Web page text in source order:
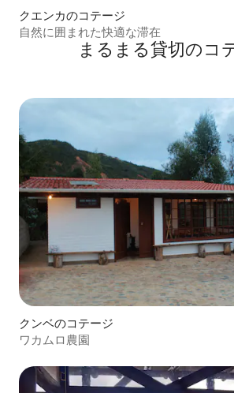
クエンカのコテージ
自然に囲まれた快適な滞在
まるまる貸切のコ
クンベのコテージ
ワカムロ農園